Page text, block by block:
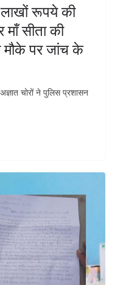
रूपये की
सीता की
मौके पर जांच के
चोरों ने पुलिस प्रशासन